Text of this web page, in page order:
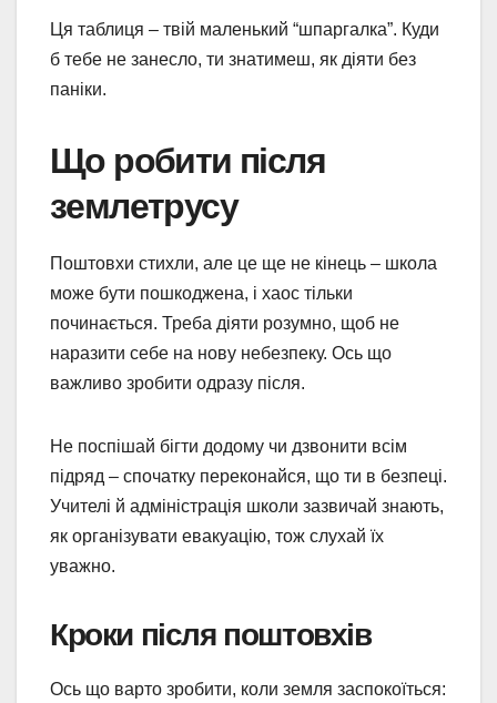
Ця таблиця – твій маленький “шпаргалка”. Куди
б тебе не занесло, ти знатимеш, як діяти без
паніки.
Що робити після
землетрусу
Поштовхи стихли, але це ще не кінець – школа
може бути пошкоджена, і хаос тільки
починається. Треба діяти розумно, щоб не
наразити себе на нову небезпеку. Ось що
важливо зробити одразу після.
Не поспішай бігти додому чи дзвонити всім
підряд – спочатку переконайся, що ти в безпеці.
Учителі й адміністрація школи зазвичай знають,
як організувати евакуацію, тож слухай їх
уважно.
Кроки після поштовхів
Ось що варто зробити, коли земля заспокоїться: